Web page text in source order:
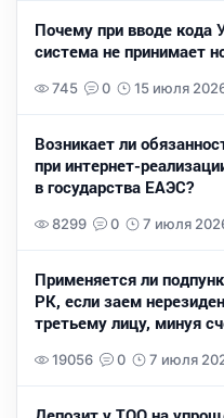
Почему при вводе кода
система не принимает
745 0 15 июля
Возникает ли
при интернет-
в государства ЕАЭС?
8299 0 7 июля
Применяется ли
РК, если заем
третьему лицу, минуя
19056 0 7 июля